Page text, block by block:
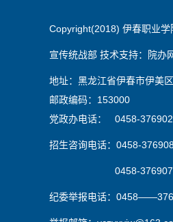
Copyright(2018) 伊春职业学
宣传统战部 技术支持：院办
地址：黑龙江省伊春市伊美
邮政编码：153000
党政办电话： 0458-
招生咨询电话：0458-
0458-
纪委举报电话：